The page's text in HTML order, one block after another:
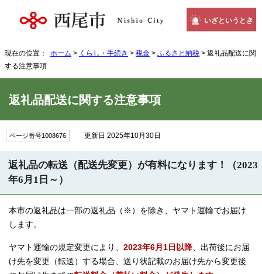
いざというとき
現在の位置： ホーム > くらし・手続き > 税金 > ふるさと納税 > 返礼品配送に関
する注意事項
返礼品配送に関する注意事項
ページ番号1008676 更新日 2025年10月30日
返礼品の転送（配送先変更）が有料になります！（2023
年6月1日～）
本市の返礼品は一部の返礼品（※）を除き、ヤマト運輸でお届け
します。
ヤマト運輸の規定変更により、 2023年6月1日以降、出荷後にお届
け先を変更（転送）する場合、送り状記載のお届け先から変更後